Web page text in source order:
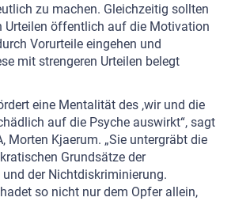
zu machen. Gleichzeitig sollten
Urteilen öffentlich auf die Motivation
Vorurteile eingehen und
mit strengeren Urteilen belegt
eine Mentalität des ‚wir und die
auf die Psyche auswirkt“, sagt
Morten Kjaerum. „Sie untergräbt die
Grundsätze der
der Nichtdiskriminierung.
so nicht nur dem Opfer allein,